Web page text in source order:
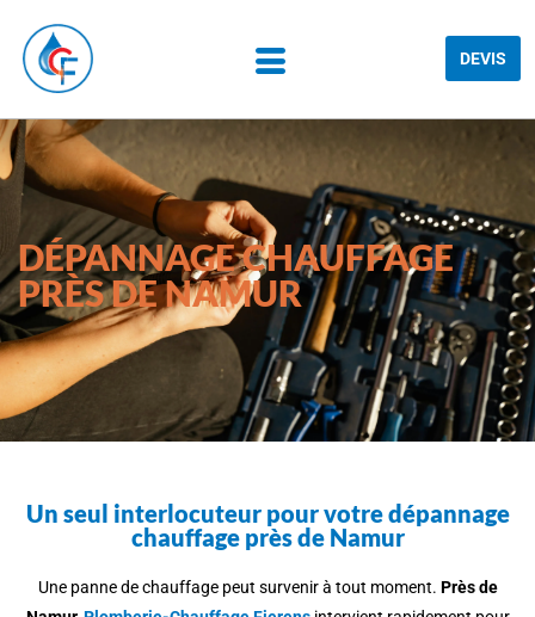
DEVIS
DÉPANNAGE CHAUFFAGE
PRÈS DE NAMUR
Un seul interlocuteur pour votre dépannage
chauffage près de Namur
Une panne de chauffage peut survenir à tout moment. Près de